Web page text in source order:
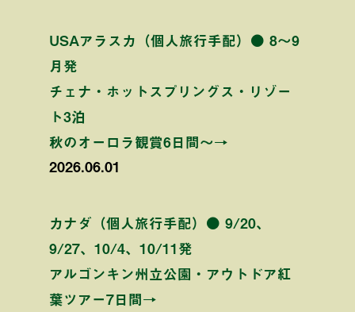
USAアラスカ（個人旅行手配）● 8〜9
月発
チェナ・ホットスプリングス・リゾー
ト3泊
秋のオーロラ観賞6日間〜→
2026.06.01
カナダ（個人旅行手配）● 9/20、
9/27、10/4、10/11発
アルゴンキン州立公園・アウトドア紅
葉ツアー7日間→